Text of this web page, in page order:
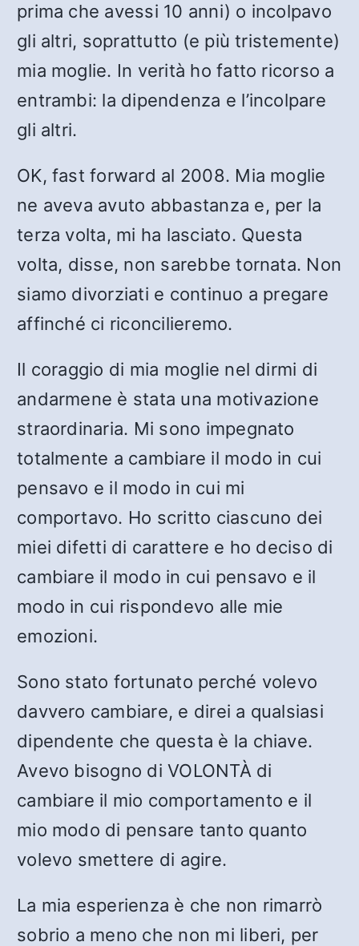
prima che avessi 10 anni) o incolpavo
gli altri, soprattutto (e più tristemente)
mia moglie. In verità ho fatto ricorso a
entrambi: la dipendenza e l’incolpare
gli altri.
OK, fast forward al 2008. Mia moglie
ne aveva avuto abbastanza e, per la
terza volta, mi ha lasciato. Questa
volta, disse, non sarebbe tornata. Non
siamo divorziati e continuo a pregare
affinché ci riconcilieremo.
Il coraggio di mia moglie nel dirmi di
andarmene è stata una motivazione
straordinaria. Mi sono impegnato
totalmente a cambiare il modo in cui
pensavo e il modo in cui mi
comportavo. Ho scritto ciascuno dei
miei difetti di carattere e ho deciso di
cambiare il modo in cui pensavo e il
modo in cui rispondevo alle mie
emozioni.
Sono stato fortunato perché volevo
davvero cambiare, e direi a qualsiasi
dipendente che questa è la chiave.
Avevo bisogno di VOLONTÀ di
cambiare il mio comportamento e il
mio modo di pensare tanto quanto
volevo smettere di agire.
La mia esperienza è che non rimarrò
sobrio a meno che non mi liberi, per